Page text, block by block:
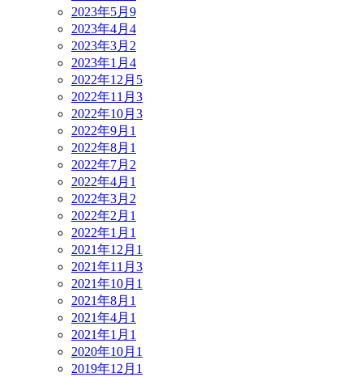
2023年5月 9
2023年4月 4
2023年3月 2
2023年1月 4
2022年12月 5
2022年11月 3
2022年10月 3
2022年9月 1
2022年8月 1
2022年7月 2
2022年4月 1
2022年3月 2
2022年2月 1
2022年1月 1
2021年12月 1
2021年11月 3
2021年10月 1
2021年8月 1
2021年4月 1
2021年1月 1
2020年10月 1
2019年12月 1